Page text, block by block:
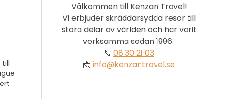
till
Välkommen till Kenzan Travel!
Vi erbjuder skräddarsydda resor till
stora delar av världen och har varit
verksamma sedan 1996.
📞 08 30 21 03
📩 info@kenzantravel.se